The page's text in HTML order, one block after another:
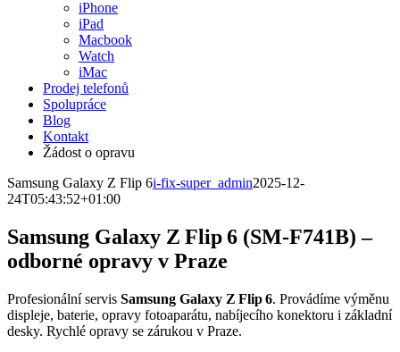
iPhone
iPad
Macbook
Watch
iMac
Prodej telefonů
Spolupráce
Blog
Kontakt
Žádost o opravu
Samsung Galaxy Z Flip 6i-fix-super_admin2025-12-
24T05:43:52+01:00
Samsung Galaxy Z Flip 6 (SM‑F741B) –
odborné opravy v Praze
Profesionální servis Samsung Galaxy Z Flip 6. Provádíme výměnu
displeje, baterie, opravy fotoaparátu, nabíjecího konektoru i základní
desky. Rychlé opravy se zárukou v Praze.